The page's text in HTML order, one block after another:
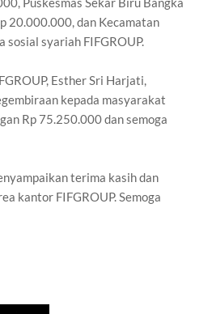
20.000.000, dan Kecamatan
sosial syariah FIFGROUP.
Esther Sri Harjati,
kepada masyarakat
Rp 75.250.000 dan semoga
terima kasih dan
kantor FIFGROUP. Semoga